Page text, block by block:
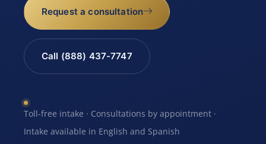
Request a consultation
Call (888) 437-7747
Toll-free intake · Consultations by appointment ·
Intake available in English and Spanish